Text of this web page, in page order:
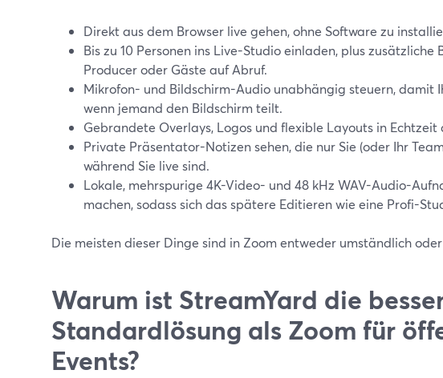
Direkt aus dem Browser live gehen, ohne Software zu
Bis zu 10 Personen ins Live-Studio einladen, plus
Producer oder Gäste auf Abruf.
Mikrofon- und Bildschirm-Audio unabhängig steuern, damit
wenn jemand den Bildschirm teilt.
Gebrandete Overlays, Logos und flexible Layouts in Echtzeit
Private Präsentator-Notizen sehen, die nur Sie (oder Ihr
während Sie live sind.
Lokale, mehrspurige 4K-Video- und 48 kHz WAV-Audio-
machen, sodass sich das spätere Editieren wie eine Profi-
Die meisten dieser Dinge sind in Zoom entweder umständlich
Warum ist StreamYard die
Standardlösung als Zoom für
Events?